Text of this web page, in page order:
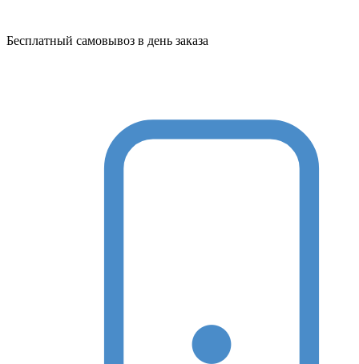
Бесплатный самовывоз в день заказа